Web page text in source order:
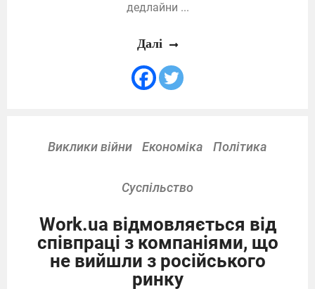
дедлайни ...
Далі
Виклики війни Економіка Політика
Суспільство
Work.ua відмовляється від
співпраці з компаніями, що
не вийшли з російського
ринку